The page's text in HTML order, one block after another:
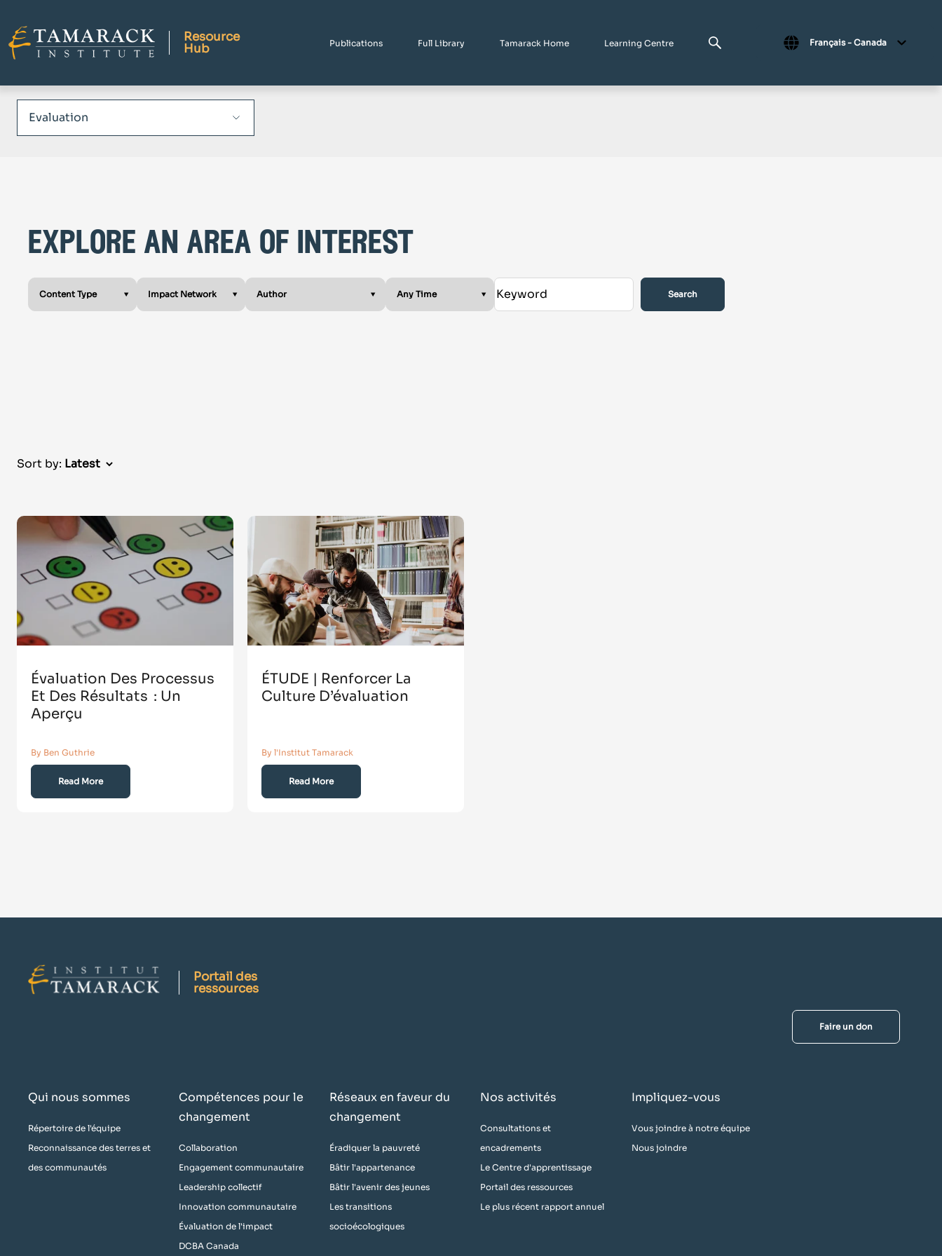
Resource
Hub
Publications Full Library Tamarack Home Learning Centre Français - Canada
explore an area of interest
Search
Sort by:
Évaluation Des Processus
Et Des Résultats : Un
Aperçu
By Ben Guthrie
Read More
ÉTUDE | Renforcer La
Culture D’évaluation
By l'Institut Tamarack
Read More
Portail des
ressources
Faire un don
Qui nous sommes
Répertoire de l'équipe
Reconnaissance des terres et
des communautés
Compétences pour le
changement
Collaboration
Engagement communautaire
Leadership collectif
Innovation communautaire
Évaluation de l'impact
DCBA Canada
Réseaux en faveur du
changement
Éradiquer la pauvreté
Bâtir l'appartenance
Bâtir l'avenir des jeunes
Les transitions
socioécologiques
Nos activités
Consultations et
encadrements
Le Centre d'apprentissage
Portail des ressources
Le plus récent rapport annuel
Impliquez-vous
Vous joindre à notre équipe
Nous joindre